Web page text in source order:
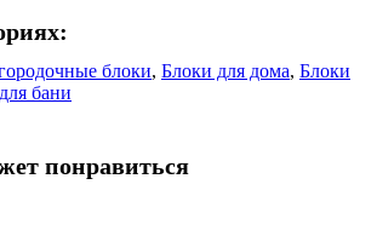
блоки, Блоки для дома, Блоки
бани
понравиться